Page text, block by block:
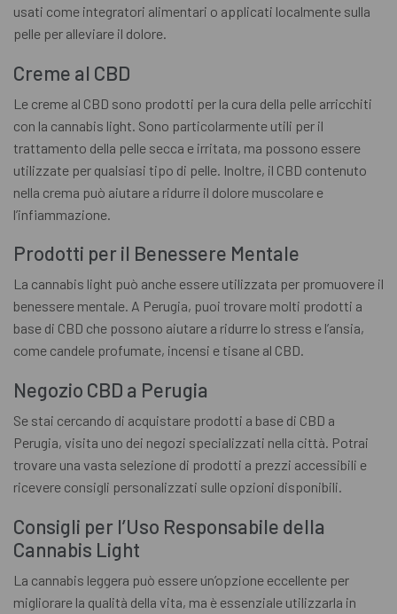
usati come integratori alimentari o applicati localmente sulla
pelle per alleviare il dolore.
Creme al CBD
Le creme al CBD sono prodotti per la cura della pelle arricchiti
con la cannabis light. Sono particolarmente utili per il
trattamento della pelle secca e irritata, ma possono essere
utilizzate per qualsiasi tipo di pelle. Inoltre, il CBD contenuto
nella crema può aiutare a ridurre il dolore muscolare e
l’infiammazione.
Prodotti per il Benessere Mentale
La cannabis light può anche essere utilizzata per promuovere il
benessere mentale. A Perugia, puoi trovare molti prodotti a
base di CBD che possono aiutare a ridurre lo stress e l’ansia,
come candele profumate, incensi e tisane al CBD.
Negozio CBD a Perugia
Se stai cercando di acquistare prodotti a base di CBD a
Perugia, visita uno dei negozi specializzati nella città. Potrai
trovare una vasta selezione di prodotti a prezzi accessibili e
ricevere consigli personalizzati sulle opzioni disponibili.
Consigli per l’Uso Responsabile della
Cannabis Light
La cannabis leggera può essere un’opzione eccellente per
migliorare la qualità della vita, ma è essenziale utilizzarla in